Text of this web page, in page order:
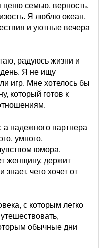
семью, верность,
Я люблю океан,
и уютные вечера
радуюсь жизни и
Я не ищу
игр. Мне хотелось бы
который готов к
надежного партнера
умного,
юмора.
женщину, держит
чего хочет от
с которым легко
обычные дни